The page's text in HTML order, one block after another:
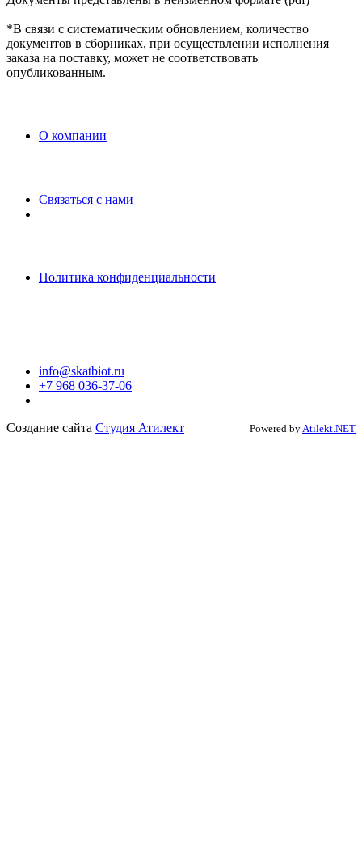
*В связи с систематическим обновлением, количество
документов в сборниках, при осуществлении исполнения
заказа на поставку, может не соответствовать
опубликованным.
O компании
Связаться с нами
Политика конфиденциальности
info@skatbiot.ru
+7 968 036-37-06
Создание сайта Студия Атилект Powered byAtilekt.NET